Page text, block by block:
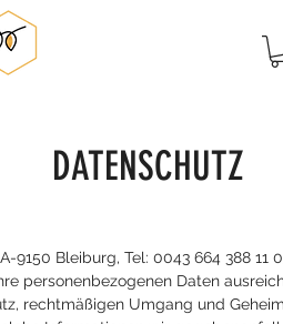
DATENSCHUTZ
9150 Bleiburg, Tel: 0043 664 388 11
personenbezogenen Daten
rechtmäßigen Umgang und